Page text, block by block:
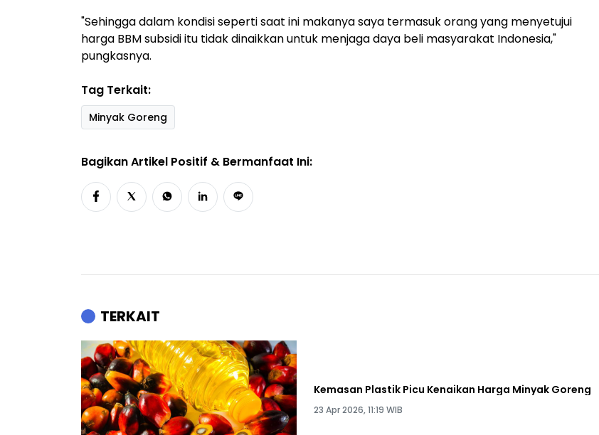
"Sehingga dalam kondisi seperti saat ini makanya saya termasuk orang yang menyetujui
harga BBM subsidi itu tidak dinaikkan untuk menjaga daya beli masyarakat Indonesia,"
pungkasnya.
Tag Terkait:
Minyak Goreng
Bagikan Artikel Positif & Bermanfaat Ini:
TERKAIT
Kemasan Plastik Picu Kenaikan Harga Minyak Goreng
23 Apr 2026, 11:19 WIB